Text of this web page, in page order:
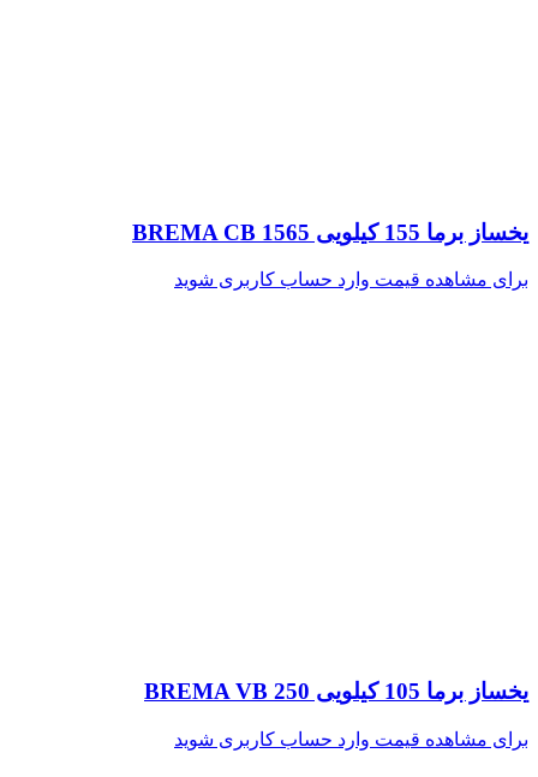
یخساز برما 155 کیلویی BREMA CB 1565
برای مشاهده قیمت وارد حساب کاربری شوید
یخساز برما 105 کیلویی BREMA VB 250
برای مشاهده قیمت وارد حساب کاربری شوید